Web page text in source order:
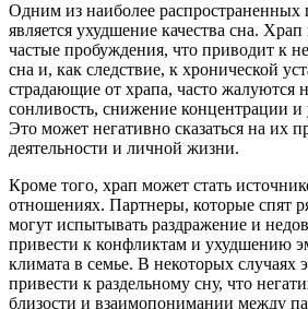
Одним из наиболее распространенных
является ухудшение качества сна.
частые пробуждения, что приводит к
сна и, как следствие, к хронической
страдающие от храпа, часто жалуются
сонливость, снижение концентрации
Это может негативно сказаться на их
деятельности и личной жизни.
Кроме того, храп может стать
отношениях. Партнеры, которые спят
могут испытывать раздражение и
привести к конфликтам и ухудшению
климата в семье. В некоторых случаях
привести к раздельному сну, что
близости и взаимопонимании между